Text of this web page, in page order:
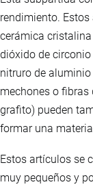
rendimiento.
cerámica
dióxido de
nitruro de
mechones o fibras
grafito) pueden
formar una
Estos artículos se
muy pequeños y